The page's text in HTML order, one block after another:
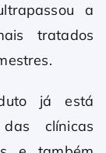
a
tratados
já está
clínicas